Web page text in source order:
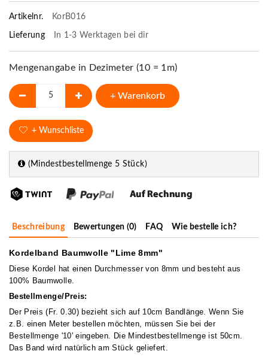
Artikelnr. KorB016
Lieferung In 1-3 Werktagen bei dir
Mengenangabe in Dezimeter (10 = 1m)
+ Warenkorb
+ Wunschliste
(Mindestbestellmenge 5 Stück)
Beschreibung Bewertungen (0) FAQ Wie bestelle ich?
Kordelband Baumwolle "Lime 8mm"
Diese Kordel hat einen Durchmesser von 8mm und besteht aus
100% Baumwolle.
Bestellmenge/Preis:
Der Preis (Fr. 0.30) bezieht sich auf 10cm Bandlänge. Wenn Sie
z.B. einen Meter bestellen möchten, müssen Sie bei der
Bestellmenge '10' eingeben. Die Mindestbestellmenge ist 50cm.
Das Band wird natürlich am Stück geliefert.